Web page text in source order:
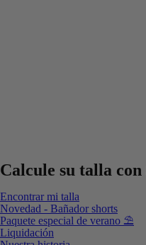
Calcule su talla con
Encontrar mi talla
Novedad - Bañador shorts
Paquete especial de verano ⛱️
Liquidación